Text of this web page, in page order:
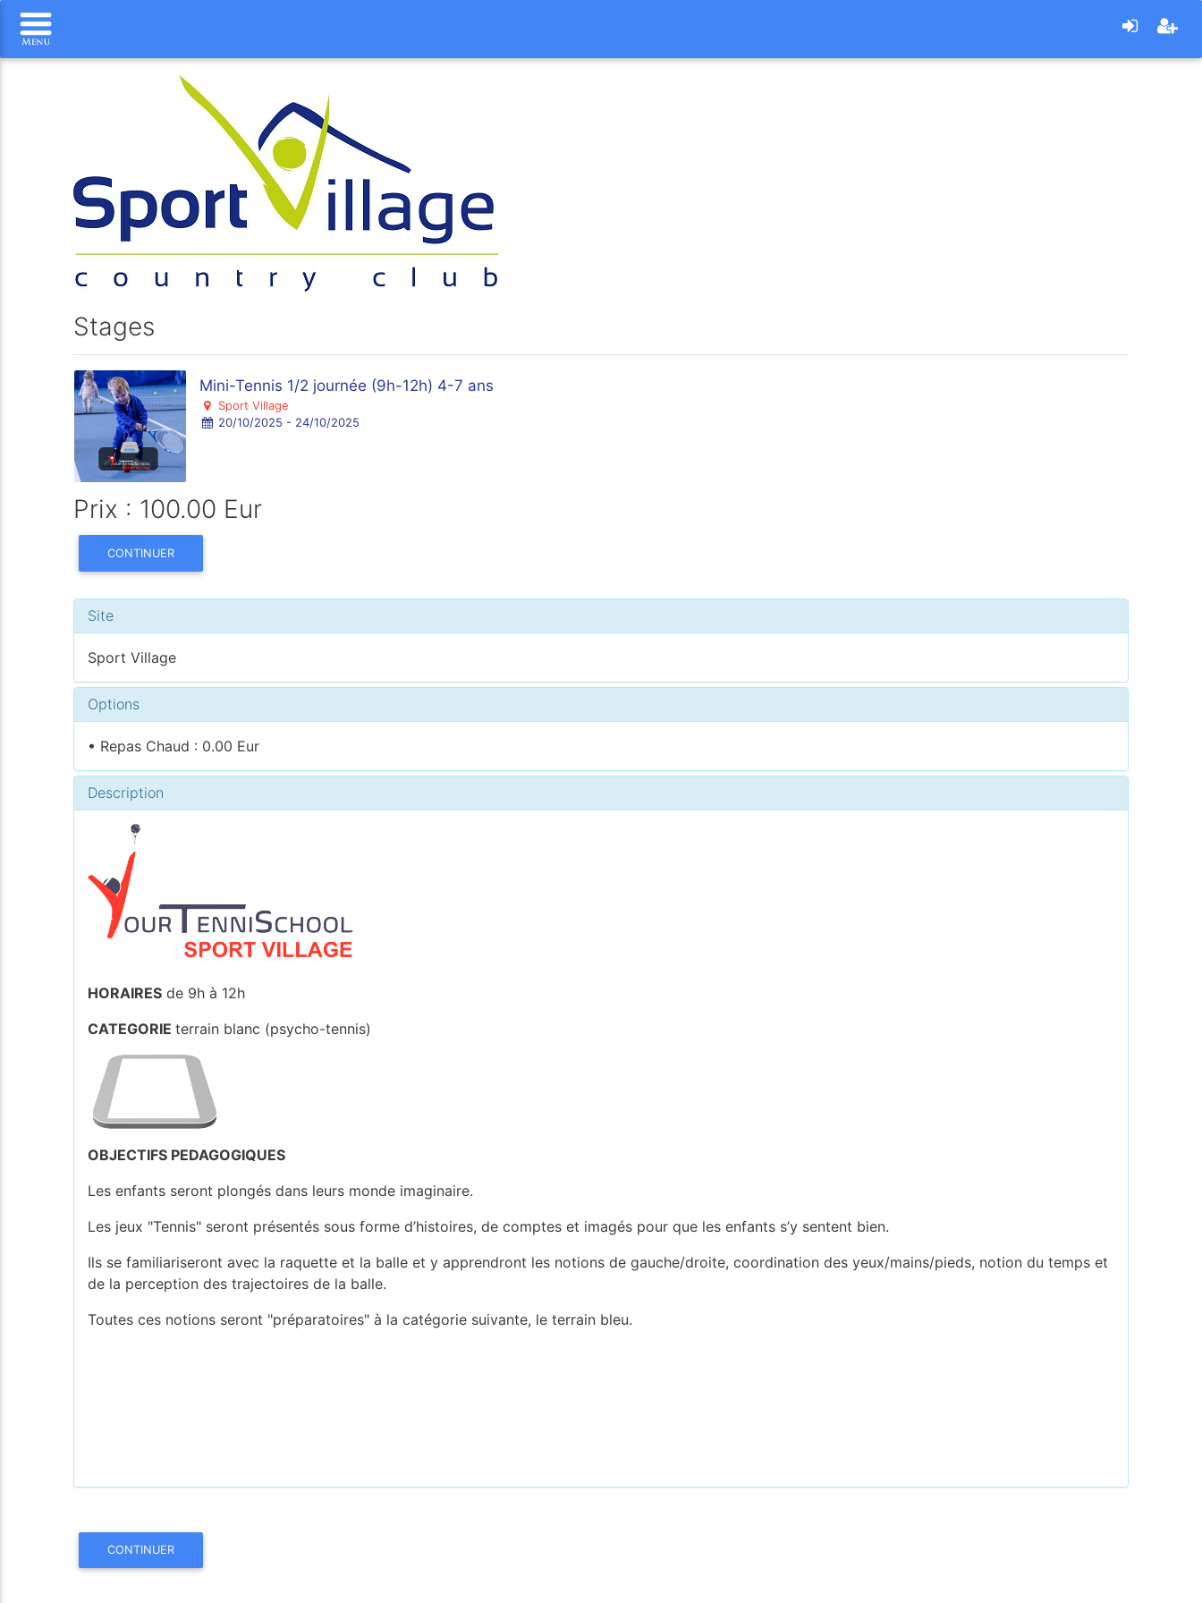
Stages
Mini-Tennis 1/2 journée (9h-12h) 4-7 ans
Sport Village
20/10/2025 - 24/10/2025
Prix : 100.00 Eur
CONTINUER
Site
Sport Village
Options
• Repas Chaud : 0.00 Eur
Description
HORAIRES de 9h à 12h
CATEGORIEterrain blanc (psycho-tennis)
OBJECTIFS PEDAGOGIQUES
Les enfants seront plongés dans leurs monde imaginaire.
Les jeux "Tennis" seront présentés sous forme d’histoires, de comptes et imagés pour que les enfants s’y sentent bien.
Ils se familiariseront avec la raquette et la balle et y apprendront les notions de gauche/droite, coordination des yeux/mains/pieds, notion du temps et
de la perception des trajectoires de la balle.
Toutes ces notions seront "préparatoires" à la catégorie suivante, le terrain bleu.
CONTINUER